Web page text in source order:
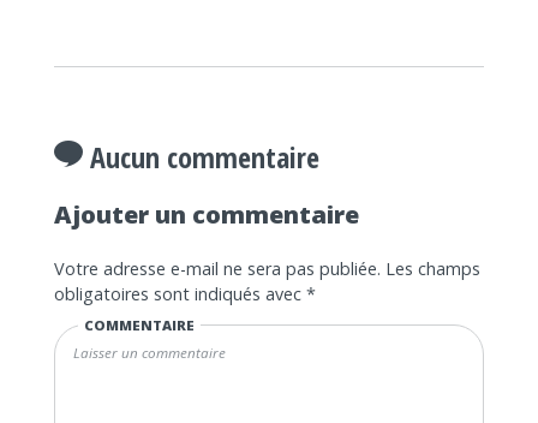
Aucun commentaire
Ajouter un commentaire
Votre adresse e-mail ne sera pas publiée. Les champs
obligatoires sont indiqués avec *
COMMENTAIRE